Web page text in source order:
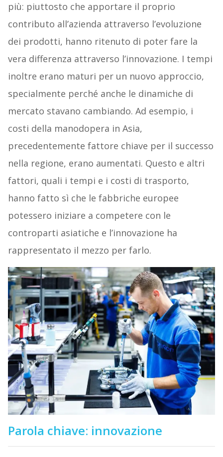
più: piuttosto che apportare il proprio
contributo all’azienda attraverso l’evoluzione
dei prodotti, hanno ritenuto di poter fare la
vera differenza attraverso l’innovazione. I tempi
inoltre erano maturi per un nuovo approccio,
specialmente perché anche le dinamiche di
mercato stavano cambiando. Ad esempio, i
costi della manodopera in Asia,
precedentemente fattore chiave per il successo
nella regione, erano aumentati. Questo e altri
fattori, quali i tempi e i costi di trasporto,
hanno fatto sì che le fabbriche europee
potessero iniziare a competere con le
controparti asiatiche e l’innovazione ha
rappresentato il mezzo per farlo.
Parola chiave: innovazione